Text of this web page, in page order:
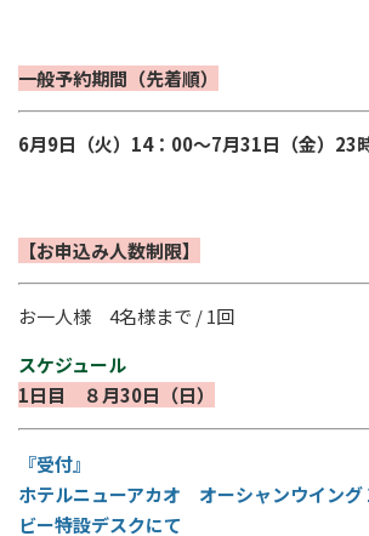
一般予約期間（先着順）
6月9日（火）14：00～7月31日（金）23
【お申込み人数制限】
お一人様 4名様まで / 1回
スケジュール
1日目 ８月30日（日）
『受付』
ホテルニューアカオ オーシャンウイング
ビー特設デスクにて